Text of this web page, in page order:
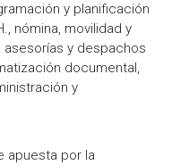
y planificación
nómina, movilidad y
y despachos
documental,
y
apuesta por la